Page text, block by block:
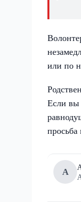
или по
Если вы
просьба
А